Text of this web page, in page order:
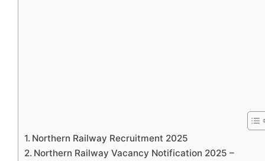
Northern Railway Recruitment 2025
Northern Railway Vacancy Notification 2025 –